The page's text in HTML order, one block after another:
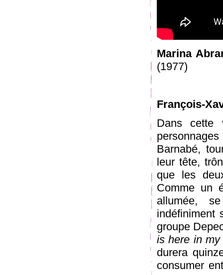
Marina
(1977)
François-
Dans cette
Barnabé,
leur tête,
que les
Comme un
allumée,
indéfiniment
groupe
is here in my
durera
consumer